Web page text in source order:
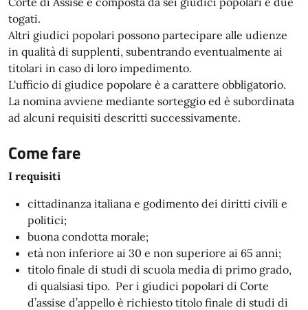
togati.
Altri giudici popolari possono partecipare alle udienze
in qualità di supplenti, subentrando eventualmente ai
titolari in caso di loro impedimento.
L'ufficio di giudice popolare è a carattere obbligatorio.
La nomina avviene mediante sorteggio ed è subordinata
ad alcuni requisiti descritti successivamente.
Come fare
I requisiti
cittadinanza italiana e godimento dei diritti civili e
politici;
buona condotta morale;
età non inferiore ai 30 e non superiore ai 65 anni;
titolo finale di studi di scuola media di primo grado,
di qualsiasi tipo. Per i giudici popolari di Corte
d’assise d’appello è richiesto titolo finale di studi di